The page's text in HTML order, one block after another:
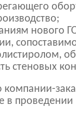
нового
стеновых
в